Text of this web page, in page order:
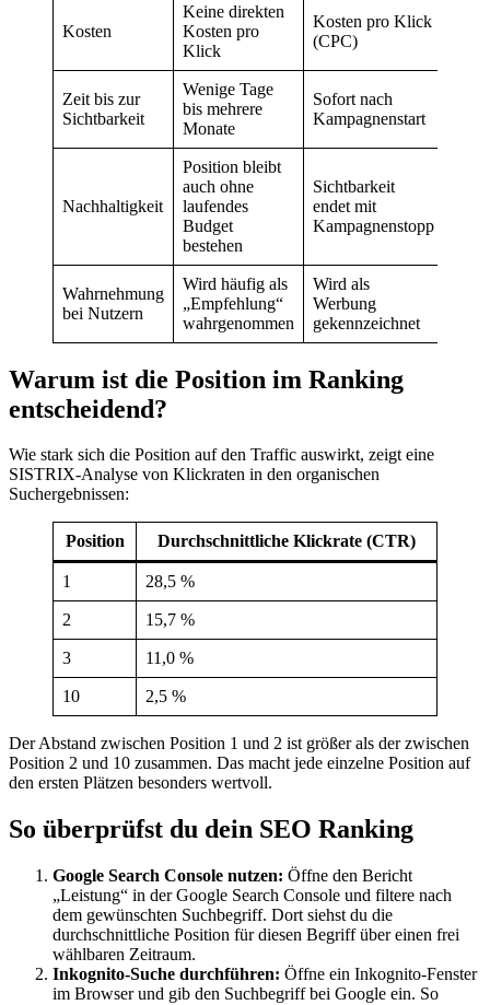
Kosten
Keine direkten
Kosten pro
Klick
Kosten pro Klick
(CPC)
Zeit bis zur
Sichtbarkeit
Wenige Tage
bis mehrere
Monate
Sofort nach
Kampagnenstart
Nachhaltigkeit
Position bleibt
auch ohne
laufendes
Budget
bestehen
Sichtbarkeit
endet mit
Kampagnenstopp
Wahrnehmung
bei Nutzern
Wird häufig als
„Empfehlung“
wahrgenommen
Wird als
Werbung
gekennzeichnet
Warum ist die Position im Ranking
entscheidend?
Wie stark sich die Position auf den Traffic auswirkt, zeigt eine
SISTRIX-Analyse von Klickraten in den organischen
Suchergebnissen:
Position Durchschnittliche Klickrate (CTR)
1 28,5 %
2 15,7 %
3 11,0 %
10 2,5 %
Der Abstand zwischen Position 1 und 2 ist größer als der zwischen
Position 2 und 10 zusammen. Das macht jede einzelne Position auf
den ersten Plätzen besonders wertvoll.
So überprüfst du dein SEO Ranking
Google Search Console nutzen: Öffne den Bericht
„Leistung“ in der Google Search Console und filtere nach
dem gewünschten Suchbegriff. Dort siehst du die
durchschnittliche Position für diesen Begriff über einen frei
wählbaren Zeitraum.
Inkognito-Suche durchführen: Öffne ein Inkognito-Fenster
im Browser und gib den Suchbegriff bei Google ein. So